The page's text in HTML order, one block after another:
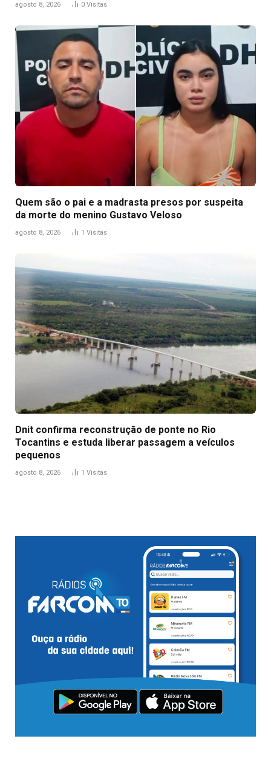
agosto 8, 2026 0 Visitas
Quem são o pai e a madrasta presos por suspeita
da morte do menino Gustavo Veloso
agosto 8, 2026 1 Visitas
Dnit confirma reconstrução de ponte no Rio
Tocantins e estuda liberar passagem a veículos
pequenos
agosto 8, 2026 1 Visitas